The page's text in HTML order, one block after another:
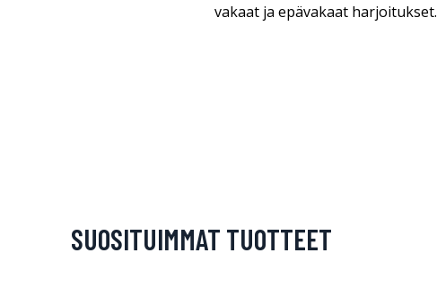
vakaat ja epävakaat harjoitukset.
SUOSITUIMMAT TUOTTEET